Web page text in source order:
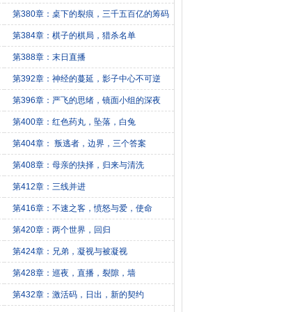
第380章：桌下的裂痕，三千五百亿的筹码
第384章：棋子的棋局，猎杀名单
第388章：末日直播
第392章：神经的蔓延，影子中心不可逆
第396章：严飞的思绪，镜面小组的深夜
第400章：红色药丸，坠落，白兔
第404章： 叛逃者，边界，三个答案
第408章：母亲的抉择，归来与清洗
第412章：三线并进
第416章：不速之客，愤怒与爱，使命
第420章：两个世界，回归
第424章：兄弟，凝视与被凝视
第428章：巡夜，直播，裂隙，墙
第432章：激活码，日出，新的契约